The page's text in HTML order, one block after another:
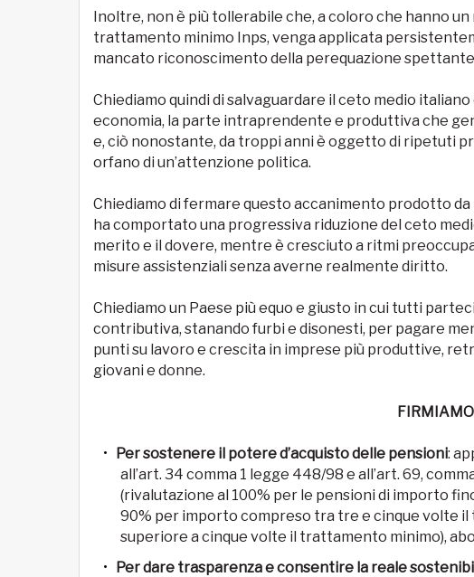
Inoltre, non è più tollerabile che, a coloro che hanno
trattamento minimo Inps, venga applicata
mancato riconoscimento della perequazione
Chiediamo quindi di salvaguardare il ceto medio
economia, la parte intraprendente e produttiva che
e, ciò nonostante, da troppi anni è oggetto di ripetuti
orfano di un’attenzione politica.
Chiediamo di fermare questo accanimento prodotto
ha comportato una progressiva riduzione del ceto
merito e il dovere, mentre è cresciuto a ritmi
misure assistenziali senza averne realmente diritto.
Chiediamo un Paese più equo e giusto in cui tutti
contributiva, stanando furbi e disonesti, per pagare
punti su lavoro e crescita in imprese più produttive,
giovani e donne.
FIRMIAMO
Per sostenere il potere d’acquisto delle pensioni:
all’art. 34 comma 1 legge 448/98 e all’art. 69,
(rivalutazione al 100% per le pensioni di importo
90% per importo compreso tra tre e cinque volte
superiore a cinque volte il trattamento minimo),
Per dare trasparenza e consentire la reale